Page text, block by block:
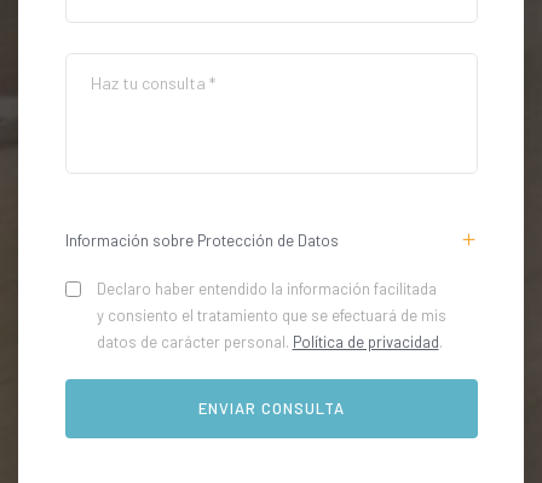
Información sobre Protección de Datos
Declaro haber entendido la información facilitada
y consiento el tratamiento que se efectuará de mis
datos de carácter personal. Política de privacidad.